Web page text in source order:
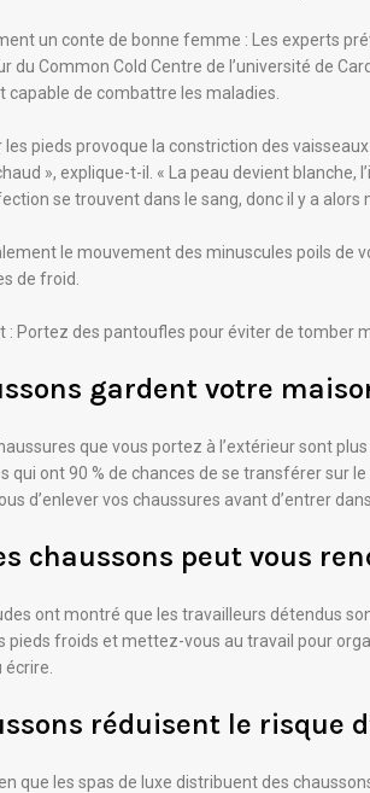
un conte de bonne femme : Les experts
du Common Cold Centre de l’université de
capable de combattre les maladies.
pieds provoque la constriction des
», explique-t-il. « La peau devient
se trouvent dans le sang, donc il y a
le mouvement des minuscules poils
de froid.
: Portez des pantoufles pour éviter de tomber
gardent votre
que vous portez à l’extérieur sont
qui ont 90 % de chances de se transférer sur
d’enlever vos chaussures avant d’entrer
chaussons peut vous
ont montré que les travailleurs détendus
pieds froids et mettez-vous au travail pour
réduisent le risque
que les spas de luxe distribuent des